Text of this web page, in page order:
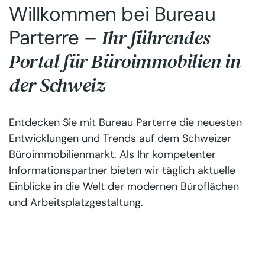
Willkommen bei Bureau
Parterre –Ihr führendes
Portal für Büroimmobilien in
der Schweiz
Entdecken Sie mit Bureau Parterre die neuesten
Entwicklungen und Trends auf dem Schweizer
Büroimmobilienmarkt. Als Ihr kompetenter
Informationspartner bieten wir täglich aktuelle
Einblicke in die Welt der modernen Büroflächen
und Arbeitsplatzgestaltung.